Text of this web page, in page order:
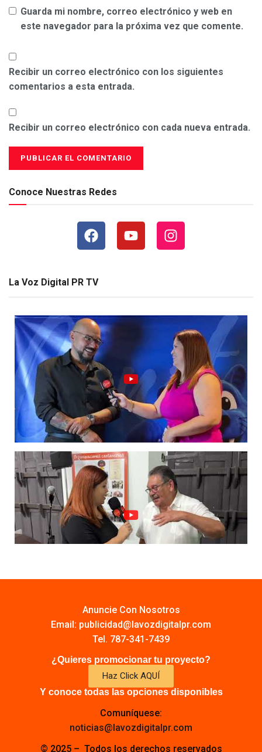
Guarda mi nombre, correo electrónico y web en
este navegador para la próxima vez que comente.
Recibir un correo electrónico con los siguientes
comentarios a esta entrada.
Recibir un correo electrónico con cada nueva entrada.
Conoce Nuestras Redes
La Voz Digital PR TV
Anuncie Con Nosotros
Email: publicidad@lavozdigitalpr.com
Tel. 787-341-7439
¿Quieres promocionar tu proyecto?
Haz Click AQUÍ
Y conoce todas las opciones disponibles
Comuníquese:
noticias@lavozdigitalpr.com
© 2025 – Todos los derechos reservados